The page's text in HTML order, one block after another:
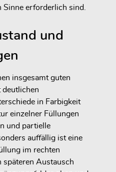
erforderlich sind.
und
insgesamt guten
deutlichen
in Farbigkeit
einzelner Füllungen
und partielle
auffällig ist eine
im rechten
späteren Austausch